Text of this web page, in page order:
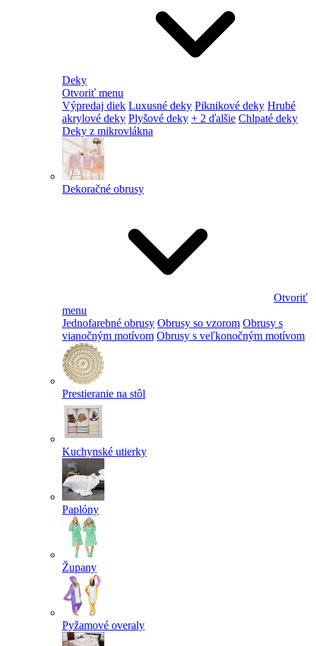
Deky
Otvoriť menu
Výpredaj diek Luxusné deky Piknikové deky Hrubé
akrylové deky Plyšové deky + 2 ďalšie Chlpaté deky
Deky z mikrovlákna
Dekoračné obrusy
Otvoriť
menu
Jednofarebné obrusy Obrusy so vzorom Obrusy s
vianočným motívom Obrusy s veľkonočným motívom
Prestieranie na stôl
Kuchynské utierky
Paplóny
Župany
Pyžamové overaly